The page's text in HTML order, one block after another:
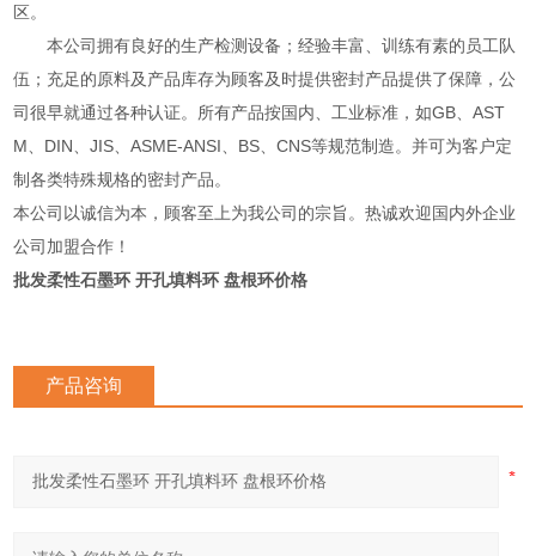
区。
本公司拥有良好的生产检测设备；经验丰富、训练有素的员工队
伍；充足的原料及产品库存为顾客及时提供密封产品提供了保障，公
司很早就通过各种认证。所有产品按国内、工业标准，如GB、AST
M、DIN、JIS、ASME-ANSI、BS、CNS等规范制造。并可为客户定
制各类特殊规格的密封产品。
本公司以诚信为本，顾客至上为我公司的宗旨。热诚欢迎国内外企业
公司加盟合作！
批发柔性石墨环 开孔填料环 盘根环价格
产品咨询